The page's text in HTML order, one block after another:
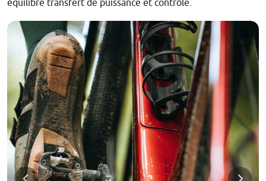
équilibre transfert de puissance et contrôle.